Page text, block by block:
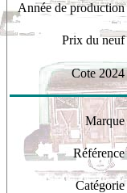
Année de production
Prix du neuf
Cote 2024
Marque
Référence
Catégorie